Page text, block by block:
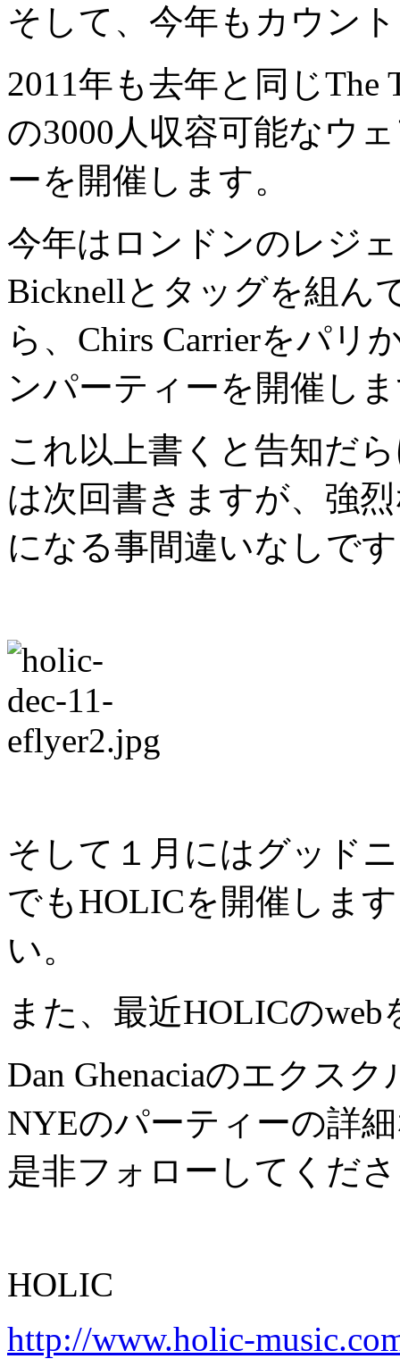
そして、今年もカウン
2011年も去年と同じThe
の3000人収容可能なウ
ーを開催します。
今年はロンドンのレジ
Bicknellとタッグを組ん
ら、Chirs Carrierをパリ
ンパーティーを開催し
これ以上書くと告知だ
は次回書きますが、強
になる事間違いなしで
そして１月にはグッド
でもHOLICを開催しま
い。
また、最近HOLICの
Dan Ghenaciaのエクス
NYEのパーティーの詳
是非フォローしてくだ
HOLIC
http://www.holic-